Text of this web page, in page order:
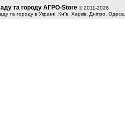
та городу АГРО-Store © 2011-2026
та городу в Україні: Київ, Харків, Дніпро,